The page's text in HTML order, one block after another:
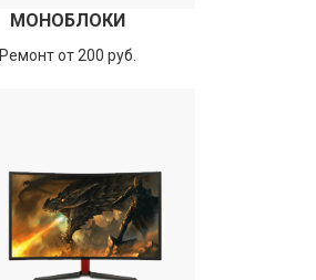
МОНОБЛОКИ
Ремонт от 200 руб.